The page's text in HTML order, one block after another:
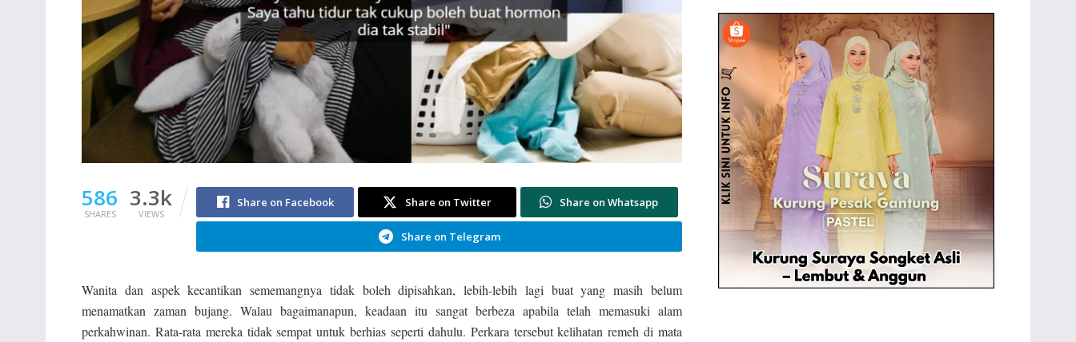
586
SHARES
3.3k
VIEWS
Share on Facebook Share on Twitter Share on Whatsapp
Share on Telegram
Wanita dan aspek kecantikan sememangnya tidak boleh dipisahkan, lebih-lebih lagi buat yang masih belum
menamatkan zaman bujang. Walau bagaimanapun, keadaan itu sangat berbeza apabila telah memasuki alam
perkahwinan. Rata-rata mereka tidak sempat untuk berhias seperti dahulu. Perkara tersebut kelihatan remeh di mata